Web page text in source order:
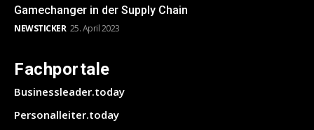
Gamechanger in der Supply Chain
NEWSTICKER 25. April 2023
Fachportale
Businessleader.today
Personalleiter.today